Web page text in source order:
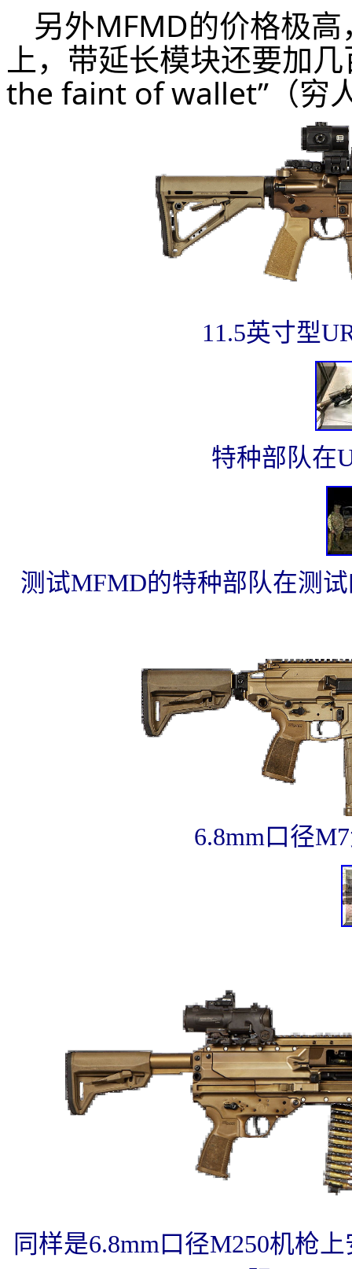
另外MFMD的价格极
上，带延长模块还要加
the faint of wallet”（穷
11.5英寸型
特种部队在
测试MFMD的特种部队在测
6.8mm口径
同样是6.8mm口径M250机枪